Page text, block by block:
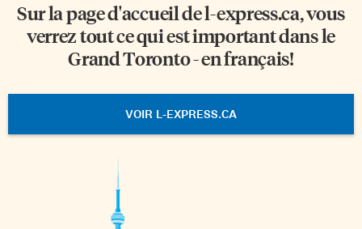
Sur la page d'accueil del-express.ca, vous
verrez tout ce qui est important dans le
Grand Toronto - en français!
VOIR L-EXPRESS.CA